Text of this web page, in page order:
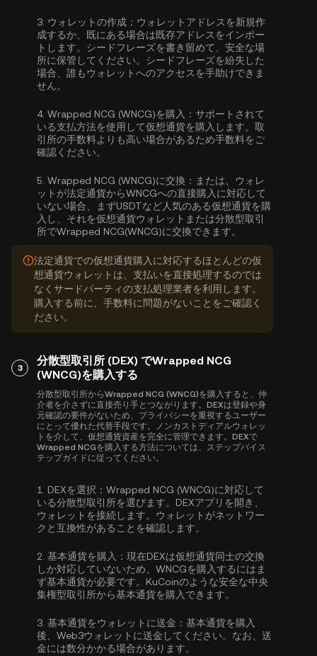
3. ウォレットの作成： ウォレットアドレスを新規作
成するか、既にある場合は既存アドレスをインポー
トします。シードフレーズを書き留めて、安全な場
所に保管してください。シードフレーズを紛失した
場合、誰もウォレットへのアクセスを手助けできま
せん。
4. Wrapped NCG (WNCG)を購入： サポートされて
いる支払方法を使用して仮想通貨を購入します。取
引所の手数料よりも高い場合があるため手数料をご
確認ください。
5. Wrapped NCG (WNCG)に交換： または、ウォレ
ットが法定通貨からWNCGへの直接購入に対応して
いない場合、まずUSDTなど人気のある仮想通貨を購
入し、それを仮想通貨ウォレットまたは分散型取引
所でWrapped NCG(WNCG)に交換できます。
法定通貨での仮想通貨購入に対応するほとんどの仮
想通貨ウォレットは、支払いを直接処理するのでは
なくサードパーティの支払処理業者を利用します。
購入する前に、手数料に問題がないことをご確認く
ださい。
3
分散型取引所 (DEX) でWrapped NCG
(WNCG)を購入する
分散型取引所からWrapped NCG (WNCG)を購入すると、仲
介者を介さずに直接売り手とつながります。DEXは登録や身
元確認の要件がないため、プライバシーを重視するユーザー
にとって優れた代替手段です。ノンカストディアルウォレッ
トを介して、仮想通貨資産を完全に管理できます。DEXで
Wrapped NCGを購入する方法については、ステップバイス
テップガイドに従ってください。
1. DEXを選択： Wrapped NCG (WNCG)に対応して
いる分散型取引所を選びます。DEXアプリを開き、
ウォレットを接続します。ウォレットがネットワー
クと互換性があることを確認します。
2. 基本通貨を購入： 現在DEXは仮想通貨同士の交換
しか対応していないため、WNCGを購入するにはま
ず基本通貨が必要です。KuCoinのような安全な中央
集権型取引所から基本通貨を購入 できます。
3. 基本通貨をウォレットに送金： 基本通貨を購入
後、Web3ウォレットに送金してください。なお、送
金には数分かかる場合があります。